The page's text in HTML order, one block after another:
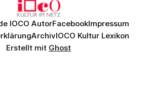
IOCO AutorFacebookImpressum
ArchivIOCO Kultur Lexikon
Erstellt mit Ghost